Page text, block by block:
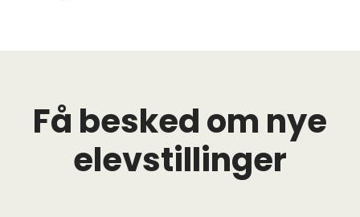
Få besked om nye
elevstillinger